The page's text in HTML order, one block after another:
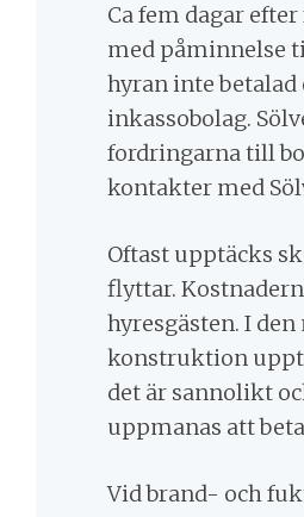
Ca fem dagar
med påminnelse
hyran inte
inkassobolag.
fordringarna till
kontakter med
Oftast upptäcks
flyttar.
hyresgästen. I
konstruktion
det är sannolikt
uppmanas att
Vid brand- och